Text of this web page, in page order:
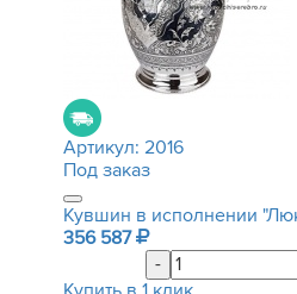
Артикул: 2016
Под заказ
Кувшин в исполнении
356 587
-